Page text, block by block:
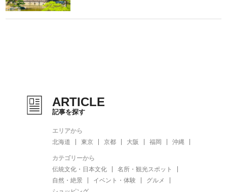
ARTICLE
記事を探す
エリアから
北海道
東京 京都 大阪 福岡 沖縄
カテゴリーから
伝統文化・日本文化
名所・観光スポット
自然・絶景
イベント・体験
グルメ